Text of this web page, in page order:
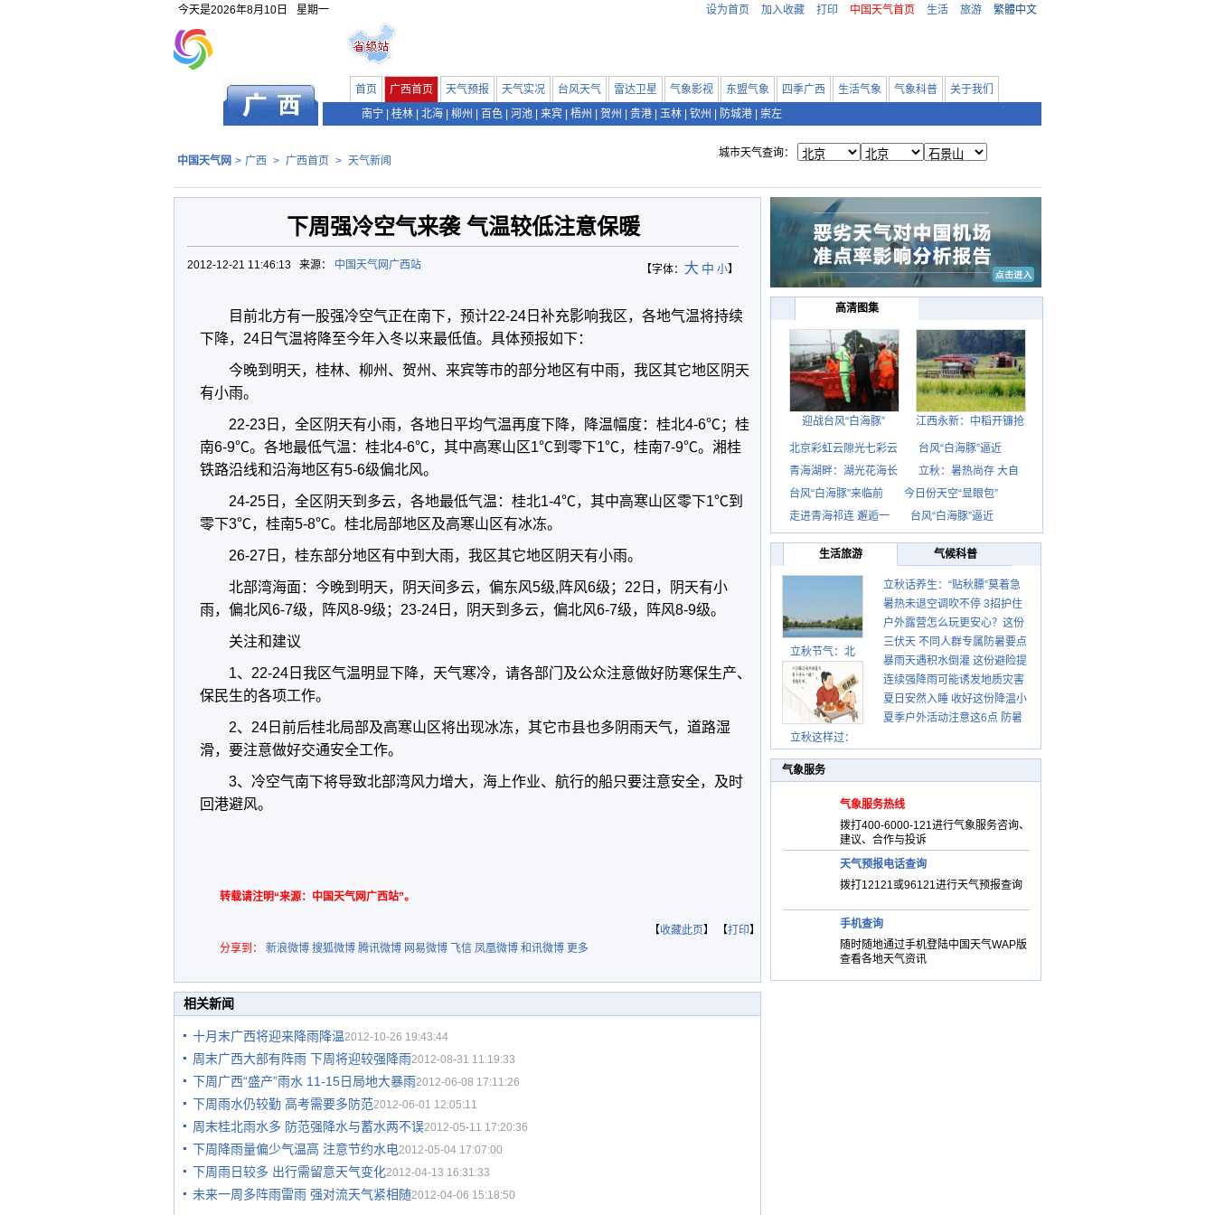
今天是2026年8月10日 星期一 设为首页 加入收藏 打印 中国天气首页 生活 旅游 繁體中文
首页 广西首页 天气预报 天气实况 台风天气 雷达卫星 气象影视 东盟气象 四季广西 生活气象 气象科普
关于我们
南宁
桂林 北海 柳州 百色 河池 来宾 梧州 贺州 贵港 玉林 钦州 防城港 崇左
中国天气网 > 广西 > 广西首页 > 天气新闻
城市天气查询：
下周强冷空气来袭 气温较低注意保暖
【字体： 大 中 小】
2012-12-21 11:46:13 来源： 中国天气网广西站
目前北方有一股强冷空气正在南下，预计22-24日补充影响我区，各地气温将持续
下降，24日气温将降至今年入冬以来最低值。具体预报如下：
今晚到明天，桂林、柳州、贺州、来宾等市的部分地区有中雨，我区其它地区阴天
有小雨。
22-23日，全区阴天有小雨，各地日平均气温再度下降，降温幅度：桂北4-6℃；桂
南6-9℃。各地最低气温：桂北4-6℃，其中高寒山区1℃到零下1℃，桂南7-9℃。湘桂
铁路沿线和沿海地区有5-6级偏北风。
24-25日，全区阴天到多云，各地最低气温：桂北1-4℃，其中高寒山区零下1℃到
零下3℃，桂南5-8℃。桂北局部地区及高寒山区有冰冻。
26-27日，桂东部分地区有中到大雨，我区其它地区阴天有小雨。
北部湾海面：今晚到明天，阴天间多云，偏东风5级,阵风6级；22日，阴天有小
雨，偏北风6-7级，阵风8-9级；23-24日，阴天到多云，偏北风6-7级，阵风8-9级。
关注和建议
1、22-24日我区气温明显下降，天气寒冷，请各部门及公众注意做好防寒保生产、
保民生的各项工作。
2、24日前后桂北局部及高寒山区将出现冰冻，其它市县也多阴雨天气，道路湿
滑，要注意做好交通安全工作。
3、冷空气南下将导致北部湾风力增大，海上作业、航行的船只要注意安全，及时
回港避风。
转载请注明“来源：中国天气网广西站”。
【收藏此页】 【打印】
分享到：
新浪微博 搜狐微博 腾讯微博 网易微博 飞信 凤凰微博 和讯微博 更多
相关新闻
十月末广西将迎来降雨降温2012-10-26 19:43:44
周末广西大部有阵雨 下周将迎较强降雨2012-08-31 11:19:33
下周广西“盛产”雨水 11-15日局地大暴雨2012-06-08 17:11:26
下周雨水仍较勤 高考需要多防范2012-06-01 12:05:11
周末桂北雨水多 防范强降水与蓄水两不误2012-05-11 17:20:36
下周降雨量偏少气温高 注意节约水电2012-05-04 17:07:00
下周雨日较多 出行需留意天气变化2012-04-13 16:31:33
未来一周多阵雨雷雨 强对流天气紧相随2012-04-06 15:18:50
高清图集
迎战台风“白海豚” 江西永新：中稻开镰抢
北京彩虹云隙光七彩云
台风“白海豚”逼近
青海湖畔：湖光花海长
立秋：暑热尚存 大自
台风“白海豚”来临前
今日份天空“显眼包”
走进青海祁连 邂逅一
台风“白海豚”逼近
生活旅游 气候科普
立秋节气：北
立秋这样过：
立秋话养生：“贴秋膘”莫着急
先清暑再防燥
暑热未退空调吹不停 3招护住
肩颈不酸痛
户外露营怎么玩更安心？这份
攻略请收好
三伏天 不同人群专属防暑要点
请收好
暴雨天遇积水倒灌 这份避险提
示请收好
连续强降雨可能诱发地质灾害
这些前兆要知道
夏日安然入睡 收好这份降温小
贴士
夏季户外活动注意这6点 防暑
气象服务
气象服务热线
拨打400-6000-121进行气象服务咨询、
建议、合作与投诉
天气预报电话查询
拨打12121或96121进行天气预报查询
手机查询
随时随地通过手机登陆中国天气WAP版
查看各地天气资讯